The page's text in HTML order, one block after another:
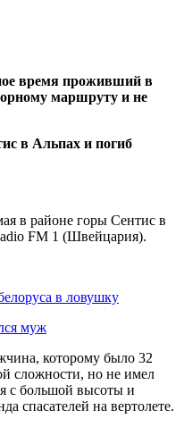
время проживший в
маршруту и не
в районе горы Сентис в
FM 1 (Швейцария).
в ловушку
муж
которому было 32
сложности, но не имел
с большой высоты и
спасателей на вертолете.